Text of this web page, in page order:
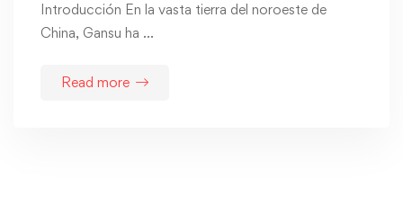
Introducción En la vasta tierra del noroeste de
China, Gansu ha …
Read more